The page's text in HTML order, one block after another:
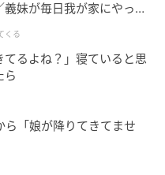
う答えたトウマは、
分がしてしまったこと
ったようでした。そし
買って謝りに行きた
妹が毎日我が家にやって
くる
るよね？」寝ていると思
ら
「娘が降りてきてませ